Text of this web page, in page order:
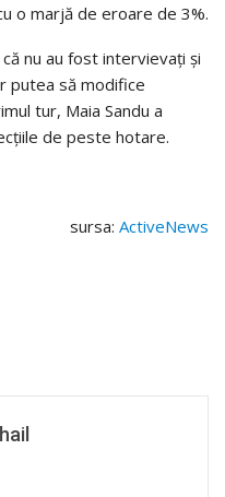
o marjă de eroare de 3%.
nu au fost intervievați și
putea să modifice
tur, Maia Sandu a
de peste hotare.
sursa: ActiveNews